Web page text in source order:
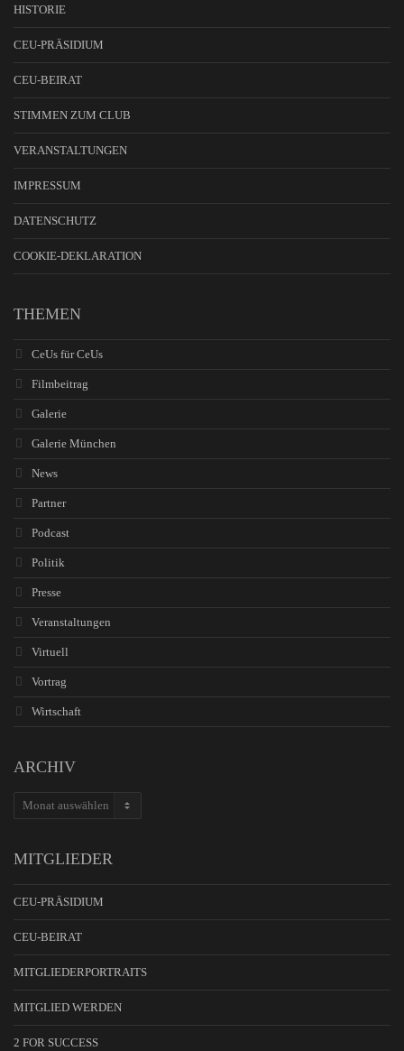
HISTORIE
CEU-PRÄSIDIUM
CEU-BEIRAT
STIMMEN ZUM CLUB
VERANSTALTUNGEN
IMPRESSUM
DATENSCHUTZ
COOKIE-DEKLARATION
THEMEN
CeUs für CeUs
Filmbeitrag
Galerie
Galerie München
News
Partner
Podcast
Politik
Presse
Veranstaltungen
Virtuell
Vortrag
Wirtschaft
ARCHIV
ARCHIV
MITGLIEDER
CEU-PRÄSIDIUM
CEU-BEIRAT
MITGLIEDERPORTRAITS
MITGLIED WERDEN
2 FOR SUCCESS